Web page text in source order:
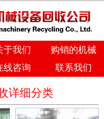
于我们
购销的机械
线咨询 联系我们
详细分类